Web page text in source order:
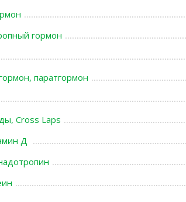
гормон
паратгормон
Cross Laps
Д